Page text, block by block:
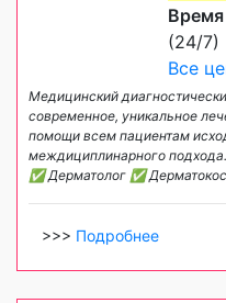
(24/7)
Все
Медицинский
современное, уникальное
помощи всем пациентам
междициплинарного
✅ Дерматолог ✅
>>> Подробнее